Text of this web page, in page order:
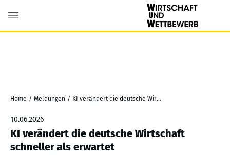
Home / Meldungen / KI verändert die deutsche Wirtschaft schneller als erwartet
10.06.2026
KI verändert die deutsche Wirtschaft
schneller als erwartet